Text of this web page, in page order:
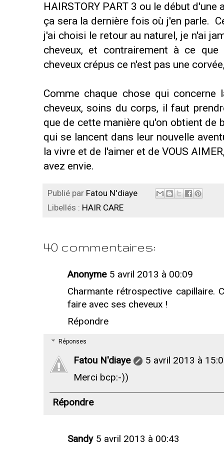
HAIRSTORY PART 3 ou le début
ça sera la dernière fois où j'en parle.
j'ai choisi le retour au naturel, je n'ai
cheveux, et contrairement à ce
cheveux crépus ce n'est pas une
Comme chaque chose qui concerne
cheveux, soins du corps, il faut
que de cette manière qu'on obtient de
qui se lancent dans leur nouvelle
la vivre et de l'aimer et de VOUS
avez envie.
Publié par Fatou N'diaye
Libellés : HAIR CARE
40 commentaires:
Anonyme 5 avril 2013 à 00:09
Charmante rétrospective capillaire.
faire avec ses cheveux !
Répondre
Réponses
Fatou N'diaye
5 avril 2013 à
Merci bcp:-))
Répondre
Sandy 5 avril 2013 à 00:43